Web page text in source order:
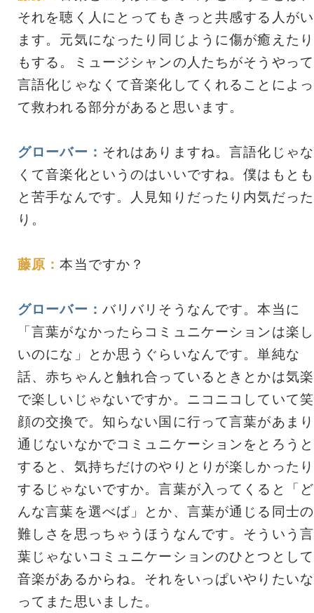
それを聴く人にとってもきっと共感する人がい
ます。元気になったり同じように傷が癒えたり
もする。ミュージシャンの人たちがそうやって
言語化じゃなくて音楽化してくれることによっ
て救われる部分があると思います。
グローバー： それはありますね。言語化じゃな
くて音楽化というのはいいですね。僕はもとも
と苦手なんです。人見知りだったり内気だった
り。
藤原：本当ですか？
グローバー： バリバリそうなんです。本当に
「言葉がなかったらコミュニケーションは楽し
いのにな」とか思うぐらいなんです。単純な
話、赤ちゃんと触れ合っているときとかは気楽
で楽しいじゃないですか。ニコニコしていて笑
顔の交換で。知らない国に行って言葉があまり
通じないなかでコミュニケーションをとろうと
すると、気持ちだけのやりとりが楽しかったり
するじゃないですか。言葉が入ってくると「ど
んな言葉を選べば」とか、言葉が通じる同士の
難しさを思っちゃうほうなんです。そういう言
葉じゃないコミュニケーションのひとつとして
音楽があるからね。それをいっぱいやりたいな
ってまた思いました。